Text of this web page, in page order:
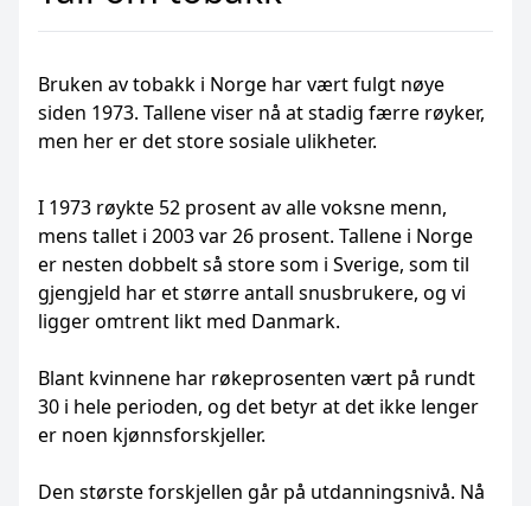
Bruken av tobakk i Norge har vært fulgt nøye
siden 1973. Tallene viser nå at stadig færre røyker,
men her er det store sosiale ulikheter.
I 1973 røykte 52 prosent av alle voksne menn,
mens tallet i 2003 var 26 prosent. Tallene i Norge
er nesten dobbelt så store som i Sverige, som til
gjengjeld har et større antall snusbrukere, og vi
ligger omtrent likt med Danmark.
Blant kvinnene har røkeprosenten vært på rundt
30 i hele perioden, og det betyr at det ikke lenger
er noen kjønnsforskjeller.
Den største forskjellen går på utdanningsnivå. Nå